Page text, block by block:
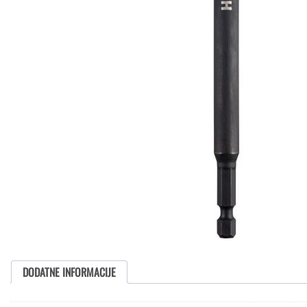
DODATNE INFORMACIJE